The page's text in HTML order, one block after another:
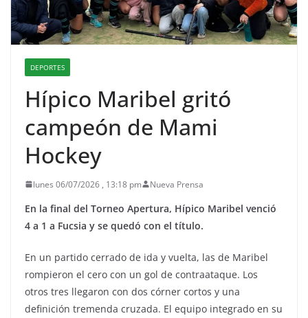
DEPORTES
Hípico Maribel gritó
campeón de Mami
Hockey
lunes 06/07/2026 , 13:18 pm Nueva Prensa
En la final del Torneo Apertura, Hípico Maribel venció
4 a 1 a Fucsia y se quedó con el título.
En un partido cerrado de ida y vuelta, las de Maribel
rompieron el cero con un gol de contraataque. Los
otros tres llegaron con dos córner cortos y una
definición tremenda cruzada. El equipo integrado en su